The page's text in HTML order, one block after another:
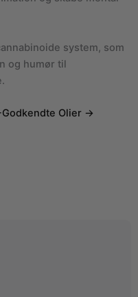
system, som
og humør til
Olier →